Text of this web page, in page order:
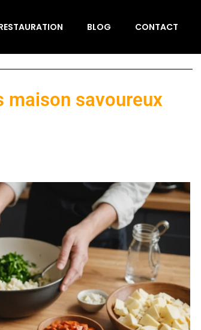
BLOG CONTACT
maison savoureux